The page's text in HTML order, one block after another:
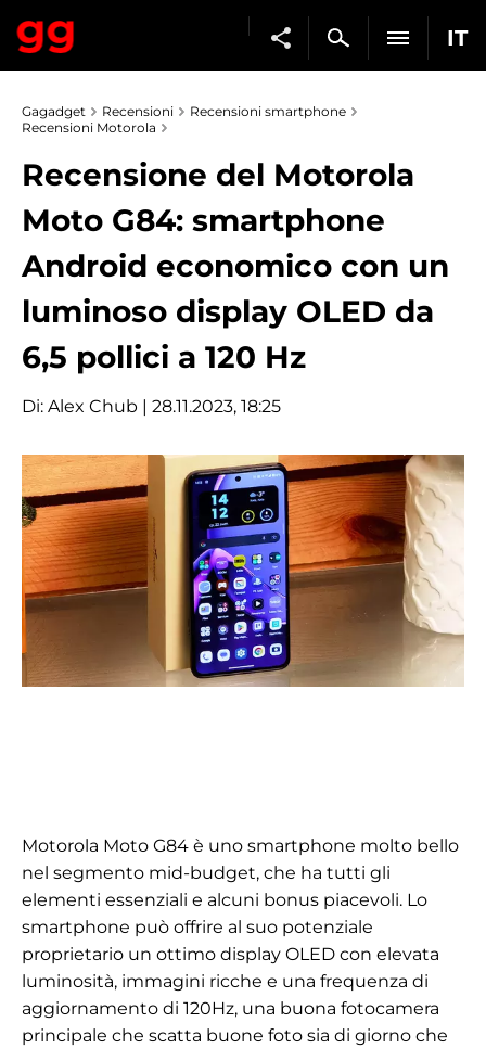
IT
Gagadget Recensioni
Recensioni smartphone
Recensioni Motorola
Recensione del Motorola
Moto G84: smartphone
Android economico con un
luminoso display OLED da
6,5 pollici a 120 Hz
Di: Alex Chub | 28.11.2023, 18:25
Motorola Moto G84 è uno smartphone molto bello
nel segmento mid-budget, che ha tutti gli
elementi essenziali e alcuni bonus piacevoli. Lo
smartphone può offrire al suo potenziale
proprietario un ottimo display OLED con elevata
luminosità, immagini ricche e una frequenza di
aggiornamento di 120Hz, una buona fotocamera
principale che scatta buone foto sia di giorno che